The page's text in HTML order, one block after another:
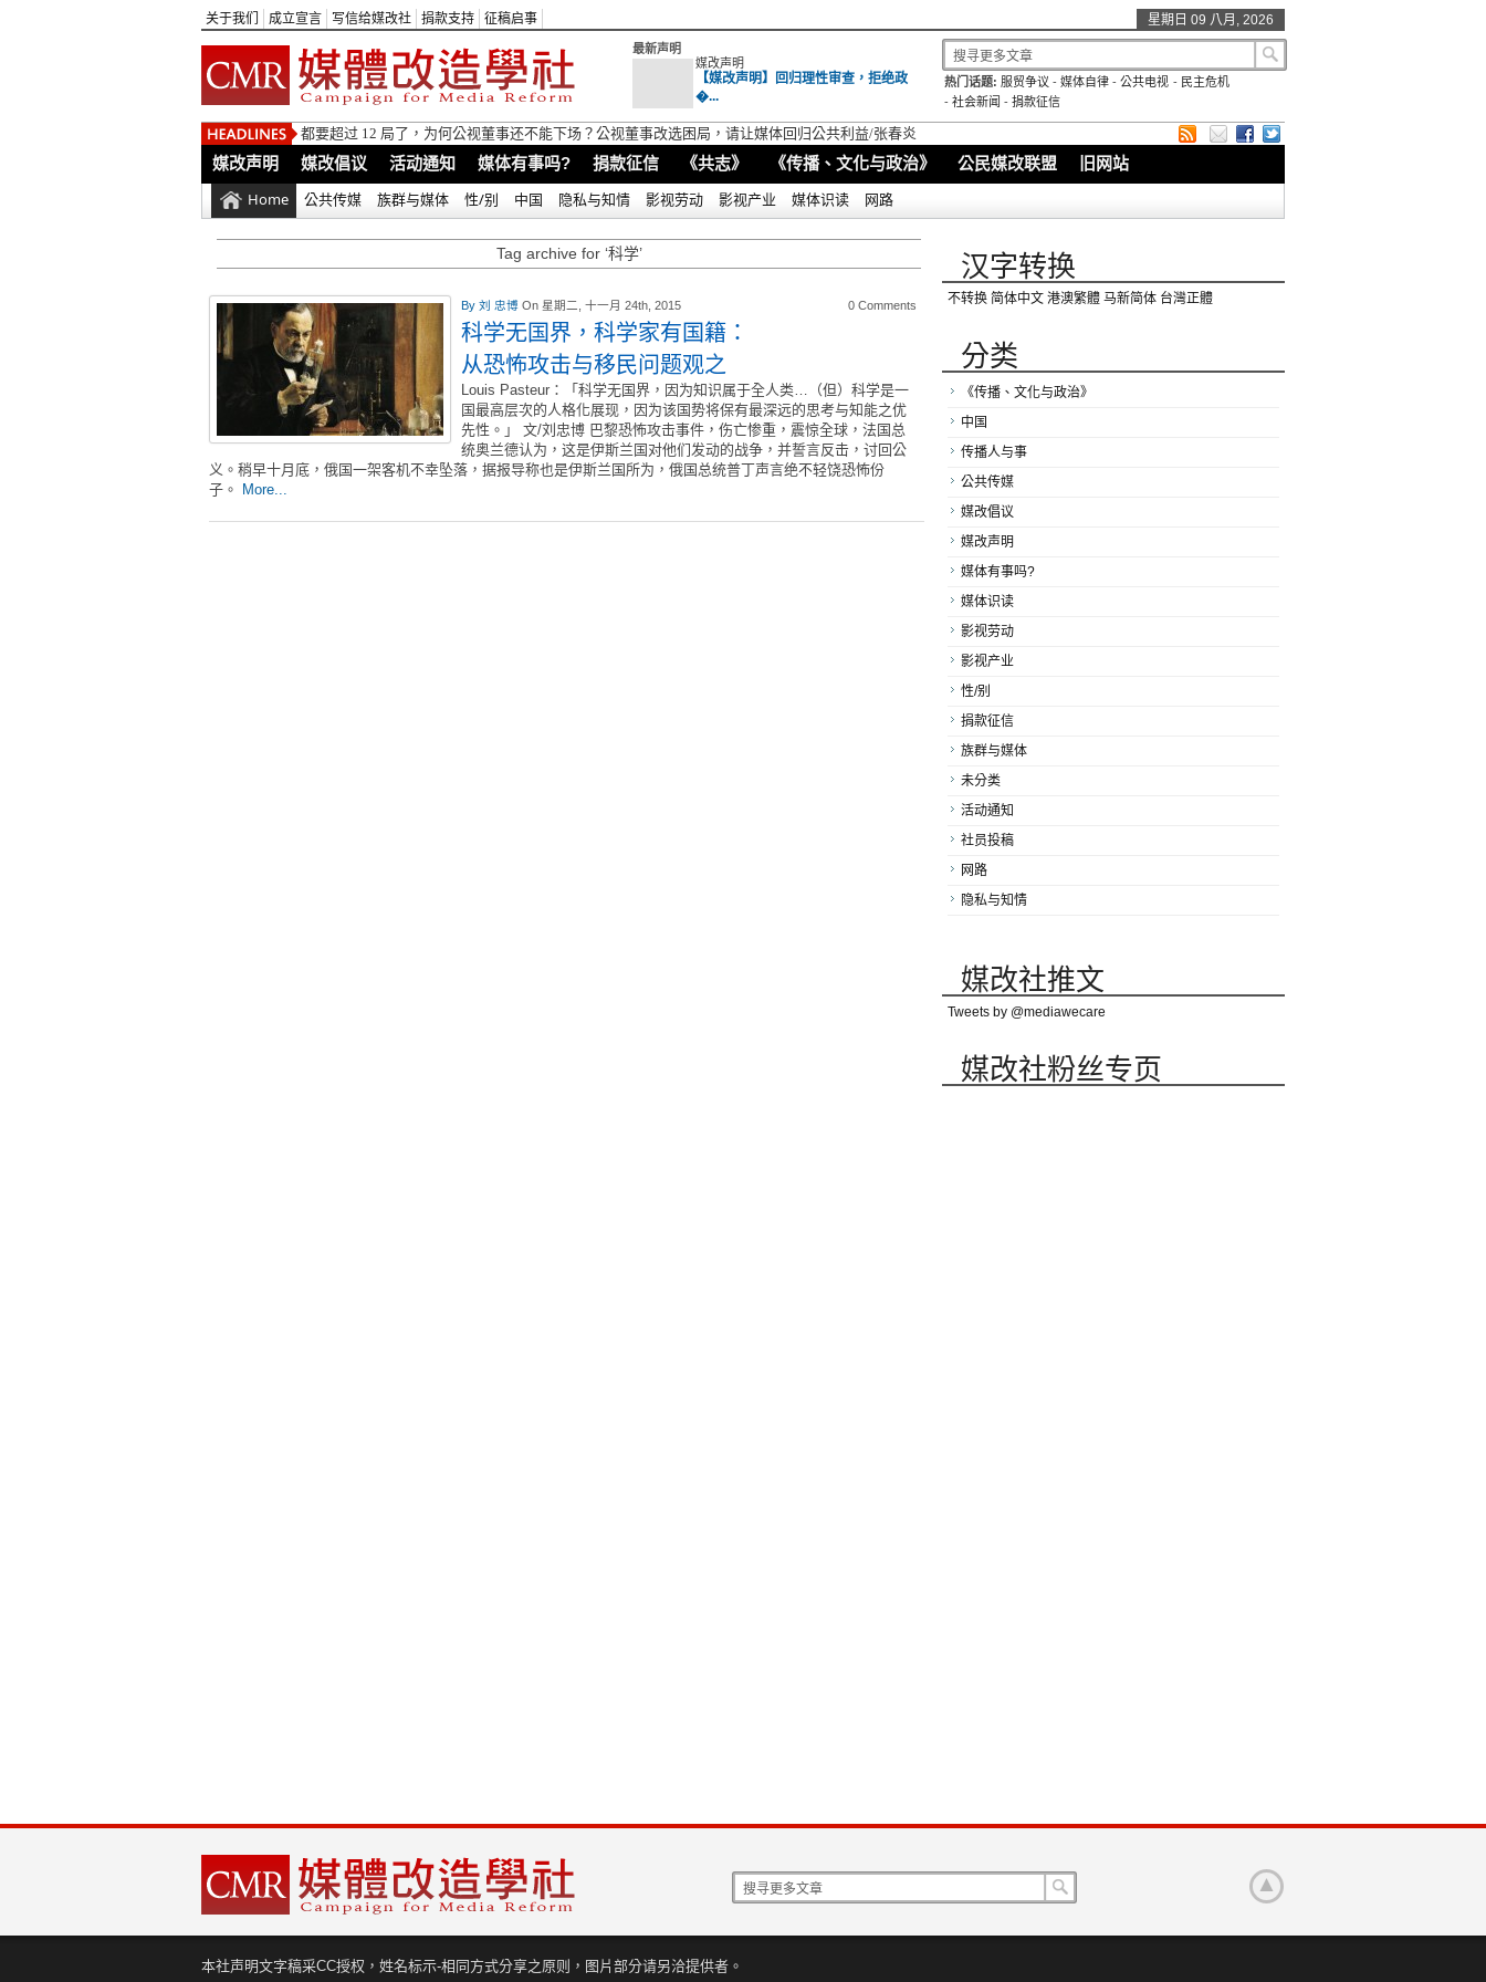
关于我们 成立宣言 写信给媒改社 捐款支持 征稿启事 星期日 09 八月, 2026
最新声明
媒改声明
【媒改声明】回归理性审查，拒绝政
�...
热门话题: 服贸争议 -媒体自律 -公共电视 - 民主危机
- 社会新闻 - 捐款征信
都要超过 12 局了，为何公视董事还不能下场？公视董事改选困局，请让媒体回归公共利益/张春炎
媒改声明 媒改倡议 活动通知 媒体有事吗? 捐款征信 《共志》 《传播、文化与政治》 公民媒改联盟 旧网站
Home 公共传媒 族群与媒体 性/别 中国 隐私与知情 影视劳动 影视产业 媒体识读 网路
Tag archive for ‘科学’
By 刘 忠博 On 星期二, 十一月 24th, 2015 0 Comments
科学无国界，科学家有国籍：
从恐怖攻击与移民问题观之
Louis Pasteur：「科学无国界，因为知识属于全人类…（但）科学是一
国最高层次的人格化展现，因为该国势将保有最深远的思考与知能之优
先性。」 文/刘忠博 巴黎恐怖攻击事件，伤亡惨重，震惊全球，法国总
统奥兰德认为，这是伊斯兰国对他们发动的战争，并誓言反击，讨回公
义。稍早十月底，俄国一架客机不幸坠落，据报导称也是伊斯兰国所为，俄国总统普丁声言绝不轻饶恐怖份
子。
More...
汉字转换
不转换 简体中文 港澳繁體 马新简体 台灣正體
分类
《传播、文化与政治》
中国
传播人与事
公共传媒
媒改倡议
媒改声明
媒体有事吗?
媒体识读
影视劳动
影视产业
性/别
捐款征信
族群与媒体
未分类
活动通知
社员投稿
网路
隐私与知情
媒改社推文
Tweets by @mediawecare
媒改社粉丝专页
本社声明文字稿采CC授权，姓名标示-相同方式分享之原则，图片部分请另洽提供者。